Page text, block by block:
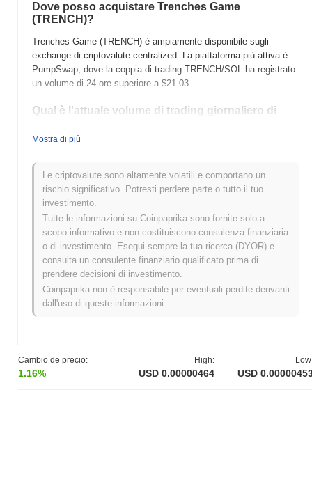
Cambio de precio:
1.16%
High:
USD 0.00000464 USD
Dove posso acquistare Trenches Game
(TRENCH)?
Trenches Game (TRENCH) è ampiamente disponibile sugli
exchange di criptovalute centralized. La piattaforma più attiva è
PumpSwap, dove la coppia di trading TRENCH/SOL ha registrato
un volume di 24 ore superiore a $21.03.
Qual è l'attuale volume di trading giornaliero di
Nelle ultime 24 ore, il volume di trading di Trenches Game si
Qual è lo storico della fascia di prezzo di Trenches
Game?
Massimo Storico (ATH):$0.002345
Minimo Storico (ATL): NaN
Trenches Game è attualmente scambiato~99.80%al di sotto del
suo ATH .
Come si sta comportando Trenches Game rispetto
al mercato crypto più ampio?
un guadagno del
. Ciò indica un ritardo temporaneo
Mostra di più
Le criptovalute sono altamente volatili e comportano un
rischio significativo. Potresti perdere parte o tutto il tuo
investimento.
Tutte le informazioni su Coinpaprika sono fornite solo a
scopo informativo e non costituiscono consulenza finanziaria
o di investimento. Esegui sempre la tua ricerca (DYOR) e
consulta un consulente finanziario qualificato prima di
prendere decisioni di investimento.
Coinpaprika non è responsabile per eventuali perdite derivanti
dall'uso di queste informazioni.